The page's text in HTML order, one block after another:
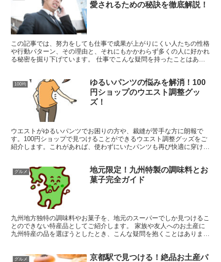
愛されるための秘訣を徹底解説！
この記事では、努力をしても仕事で成果が上がりにくい人たちの性格
や行動パターン、その理由と、それにもかかわらず多くの人に好かれ
る秘密を掘り下げています。 仕事でこんな疑問を持ったことはあり
100均
ゆるいパンツの悩みを解消！100
円ショップのウエスト調整グッ
ズ！
ウエストがゆるいパンツでお困りの方や、裁縫が苦手な方に朗報で
す。100円ショップで見つけることができるウエスト調整グッズをご
紹介します。これがあれば、使わずにいたパンツも再び快適に穿ける
グルメ
地元限定！九州特製の調味料とお
菓子完全ガイド
九州地方独特の調味料やお菓子を、地元のスーパーでしか見つけるこ
とのできない特産品としてご紹介します。 家族や友人へのお土産に
九州特産の品を選ぼうとしたとき、こんな疑問を抱くことはありませ
グルメ
京都駅で見つける！絶品お土産パ